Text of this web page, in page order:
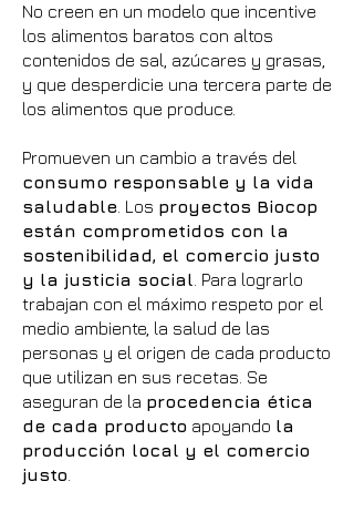
No creen en un modelo que incentive
los alimentos baratos con altos
contenidos de sal, azúcares y grasas,
y que desperdicie una tercera parte de
los alimentos que produce.
Promueven un cambio a través del
consumo responsable y la vida
saludable . Los proyectos Biocop
están comprometidos con la
sostenibilidad, el comercio justo
y la justicia social . Para lograrlo
trabajan con el máximo respeto por el
medio ambiente, la salud de las
personas y el origen de cada producto
que utilizan en sus recetas. Se
aseguran de la procedencia ética
de cada producto apoyando la
producción local y el comercio
justo